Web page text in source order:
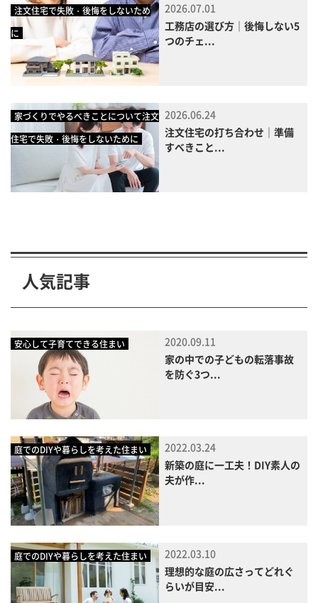
注文住宅で失敗・後悔をしないため
に
2026.07.01
工務店の選び方｜後悔しない5
つのチェ...
家づくりでやるべきことについて注文
住宅で失敗・後悔をしないために
2026.06.24
注文住宅の打ち合わせ｜準備
すべきこと...
人気記事
安心して子育てできる住まい
2020.09.11
家の中での子どもの転落事故
を防ぐ3つ...
庭でのDIYや暮らしを考えた住まい
2022.03.24
新築の庭に一工夫！DIY素人の
夫が作...
庭でのDIYや暮らしを考えた住まい
2022.03.10
理想的な庭の広さってどれぐ
らいが目安...